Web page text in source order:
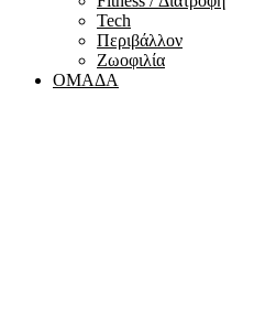
Tech
Περιβάλλον
Ζωοφιλία
ΟΜΑΔΑ